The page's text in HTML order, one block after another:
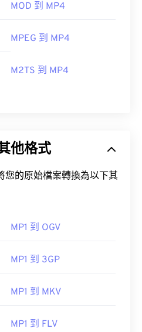
00 00 00
00 00 00
MOD 到 MP4
MPEG 到 MP4
M2TS 到 MP4
他格式
您的原始檔案轉換為以下其
MP1 到 OGV
MP1 到 3GP
MP1 到 MKV
MP1 到 FLV